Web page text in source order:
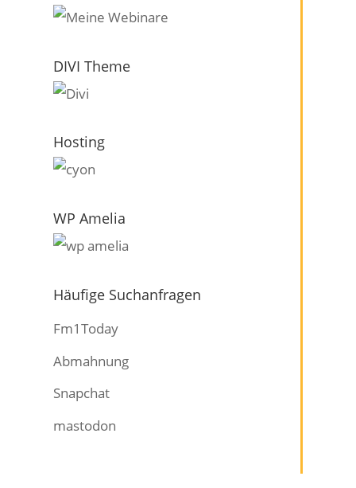
DIVI Theme
Hosting
WP Amelia
Häufige Suchanfragen
Fm1Today
Abmahnung
Snapchat
mastodon